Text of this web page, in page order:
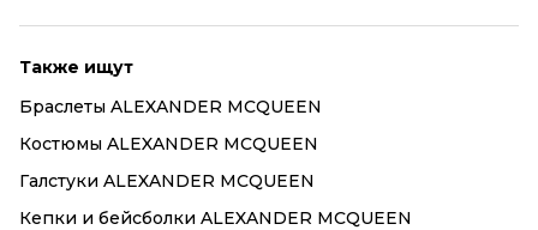
Также ищут
Браслеты ALEXANDER MCQUEEN
Костюмы ALEXANDER MCQUEEN
Галстуки ALEXANDER MCQUEEN
Кепки и бейсболки ALEXANDER MCQUEEN